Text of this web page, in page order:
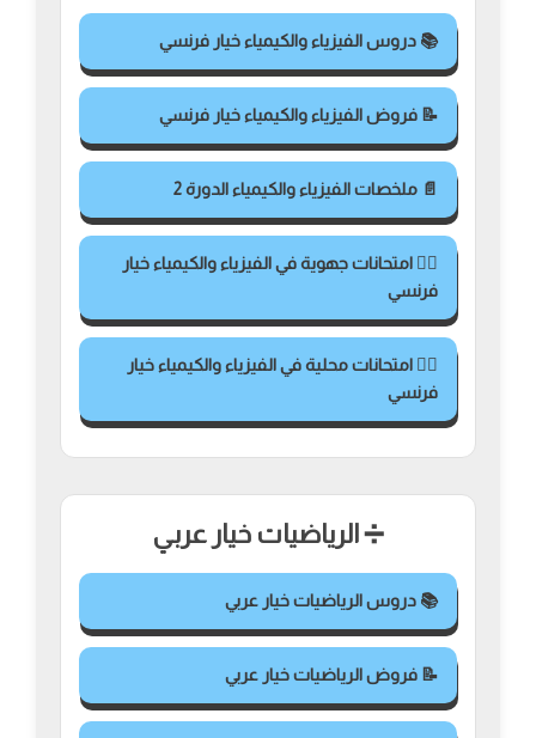
📚 دروس الفيزياء والكيمياء خيار فرنسي
📝 فروض الفيزياء والكيمياء خيار فرنسي
📄 ملخصات الفيزياء والكيمياء الدورة 2
✍🏻 امتحانات جهوية في الفيزياء والكيمياء خيار
فرنسي
✍🏻 امتحانات محلية في الفيزياء والكيمياء خيار
فرنسي
➗ الرياضيات خيار عربي
📚 دروس الرياضيات خيار عربي
📝 فروض الرياضيات خيار عربي